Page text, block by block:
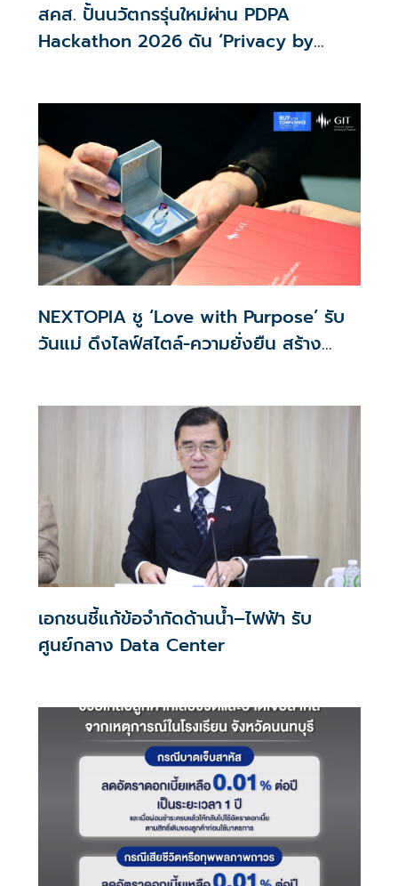
สคส. ปั้นนวัตกรรุ่นใหม่ผ่าน PDPA
Hackathon 2026 ดัน ‘Privacy by
NEXTOPIA ชู ‘Love with Purpose’ รับ
วันแม่ ดึงไลฟ์สไตล์-ความยั่งยืน สร้าง
เอกชนชี้แก้ข้อจำกัดด้านน้ำ–ไฟฟ้า รับ
ศูนย์กลาง Data Center